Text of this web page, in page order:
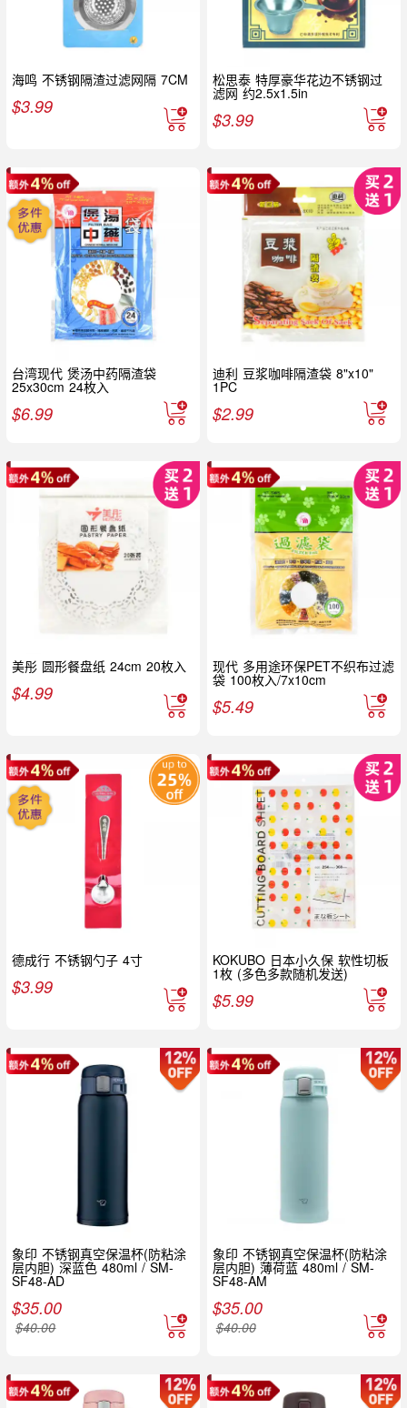
海鸣 不锈钢隔渣过滤网隔 7CM
$3.99
松思泰 特厚豪华花边不锈钢过
滤网 约2.5x1.5in
$3.99
台湾现代 煲汤中药隔渣袋
25x30cm 24枚入
$6.99
迪利 豆浆咖啡隔渣袋 8"x10"
1PC
$2.99
美彤 圆形餐盘纸 24cm 20枚入
$4.99
现代 多用途环保PET不织布过滤
袋 100枚入/7x10cm
$5.49
德成行 不锈钢勺子 4寸
$3.99
KOKUBO 日本小久保 软性切板
1枚 (多色多款随机发送)
$5.99
象印 不锈钢真空保温杯(防粘涂
层内胆) 深蓝色 480ml / SM-
SF48-AD
$35.00
$40.00
象印 不锈钢真空保温杯(防粘涂
层内胆) 薄荷蓝 480ml / SM-
SF48-AM
$35.00
$40.00